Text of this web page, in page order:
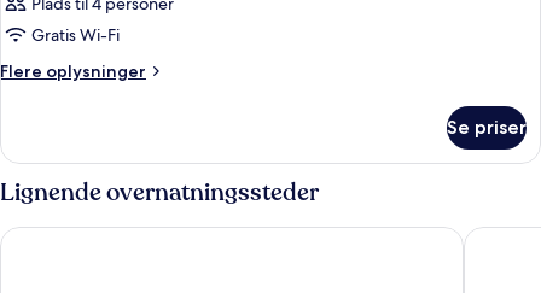
Gratis Wi-Fi
Flere oplysninger
Flere
Se priser
Lignende overnatningssteder
Eurostars Al-Ándalus Palace Hotel